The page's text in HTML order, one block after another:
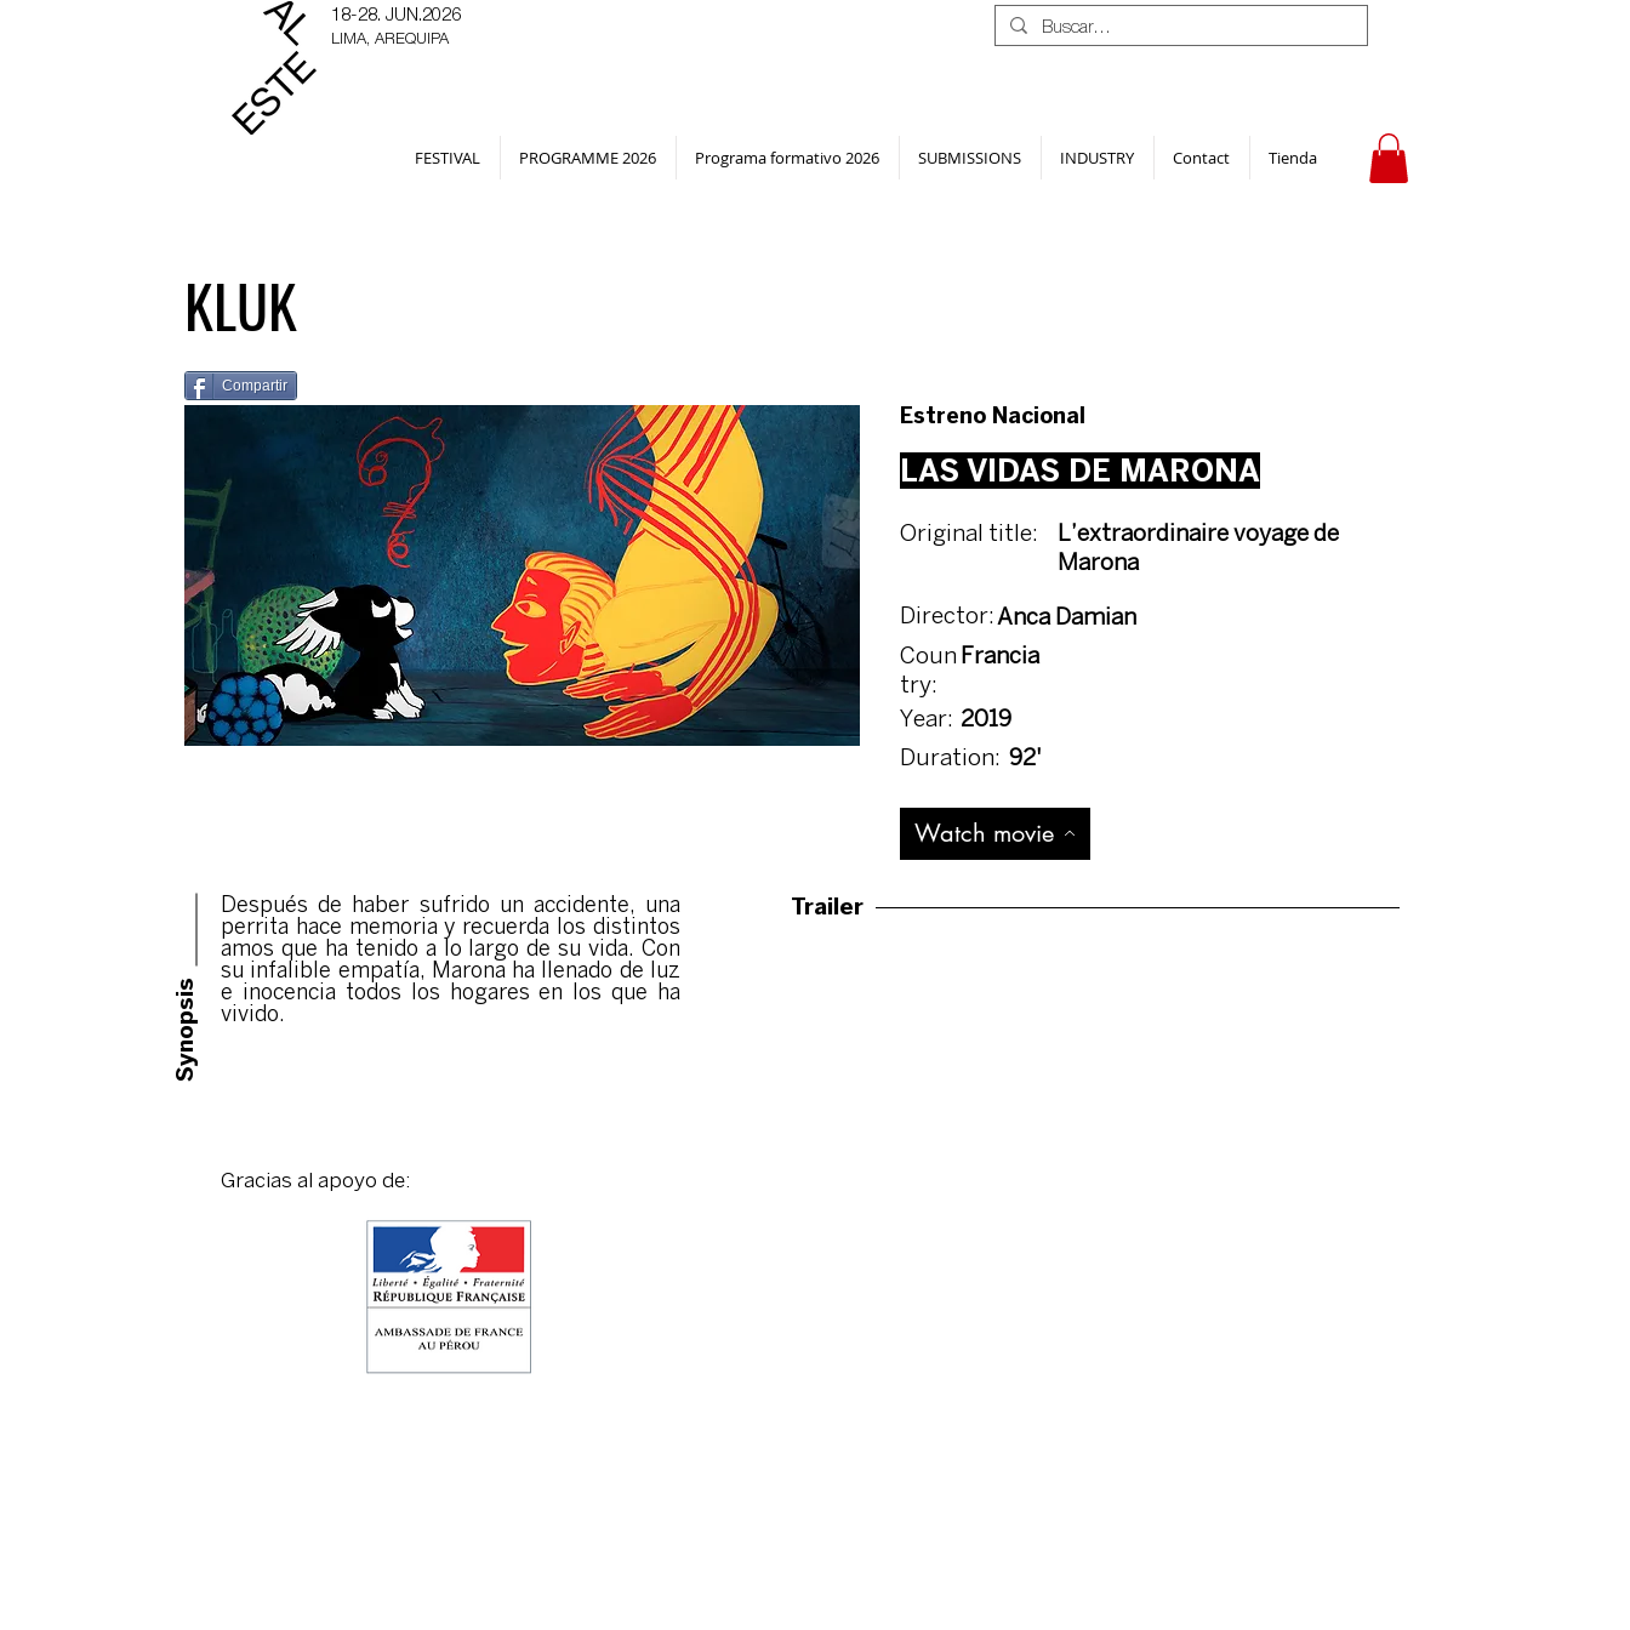
18-28. JUN.2026
LIMA, AREQUIPA
FESTIVAL PROGRAMME 2026 Programa formativo 2026 SUBMISSIONS INDUSTRY Contact Tienda
KLUK
Compartir
Estreno Nacional
LAS VIDAS DE MARONA
Original title:
L’extraordinaire voyage de
Marona
Director: Anca Damian
Coun
try:
Year:
Francia
2019
Duration: 92'
Watch movie
Synopsis
Después de haber sufrido un accidente, una
perrita hace memoria y recuerda los distintos
amos que ha tenido a lo largo de su vida. Con
su infalible empatía, Marona ha llenado de luz
e inocencia todos los hogares en los que ha
vivido.
Gracias al apoyo de:
Trailer